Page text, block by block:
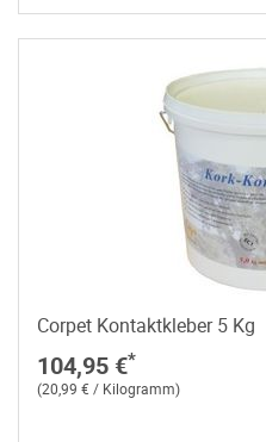
Corpet Kontaktkleber 5 Kg
104,95 €*
(20,99 € / Kilogramm)